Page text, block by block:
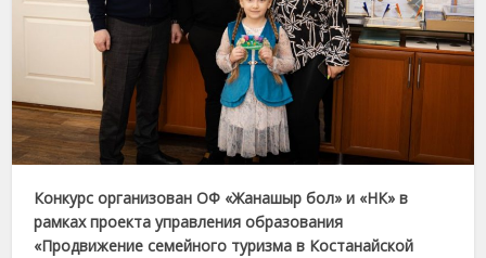
Конкурс организованОФ «Жанашыр бол» и «НК»в
рамках проекта управления образования
«Продвижение семейного туризма в Костанайской